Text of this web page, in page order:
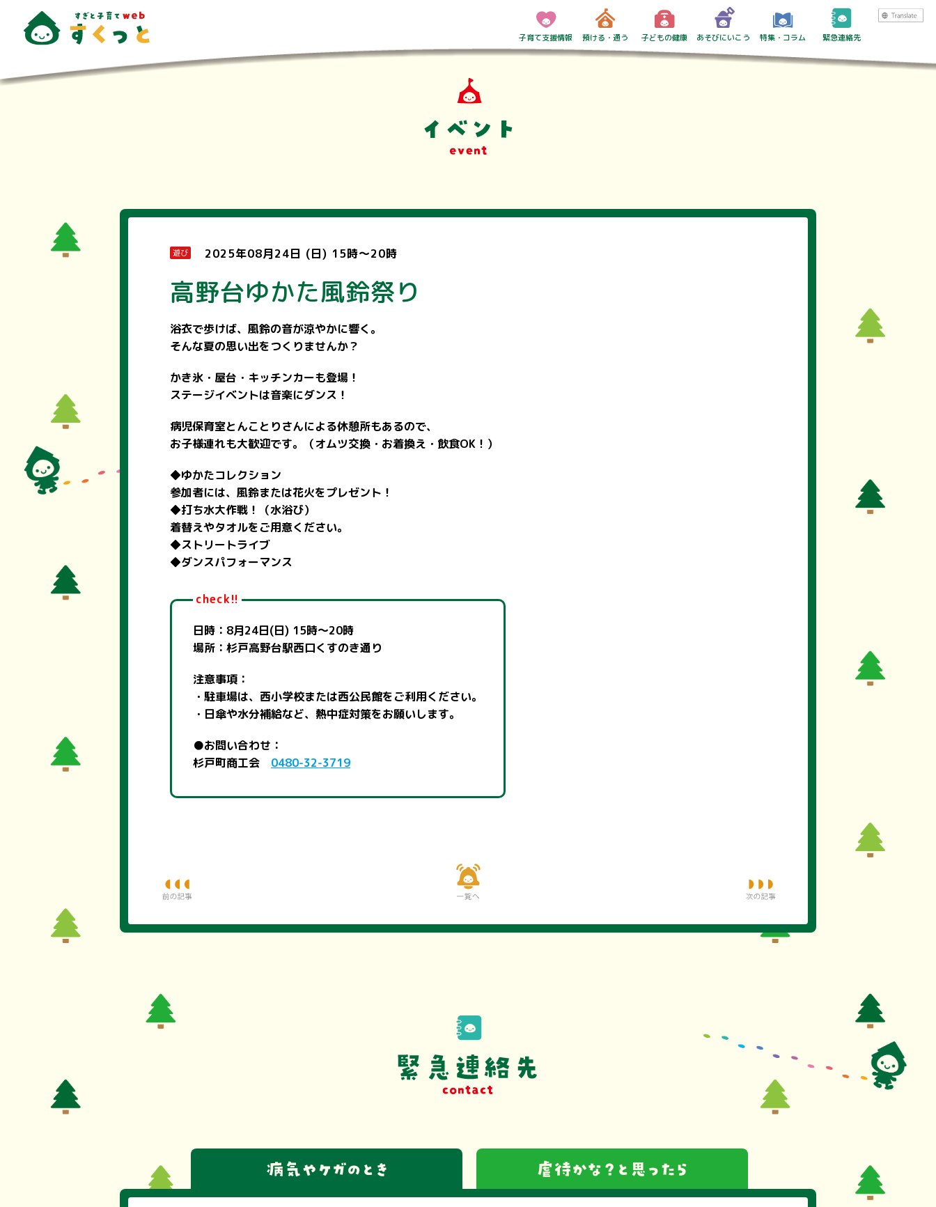
子育て支援情報
子育て支援情報TOP
子育て相談・サポート
不妊・不育症のサポート
妊娠・赤ちゃん誕生
こども医療・児童手当
障がい児童サポート
埼玉県の子育てサポート
お役立ちアイテム
預ける・通う
預ける・通うTOP
幼稚園
保育園
無償化
一時保育
病児保育
小・中学校
入学・転校・就学援助
放課後児童クラブ
子どもの健康
町内の医療機関一覧
予防接種
乳幼児健康診査
オンライン子育て相談
離乳食教室
食事相談
子育ての悩み
医療費の補助
あそびにいこう
あそびにいこうTOP
イベント
イベントレポート
子育て支援センター
遊べる・学べる施設
アグリパーク
公園
スポーツ
特集・コラム
特集
コラム
緊急連絡先
遊び 2025年08月24日 (日) 15時～20時
高野台ゆかた風鈴祭り
浴衣で歩けば、風鈴の音が涼やかに響く。
そんな夏の思い出をつくりませんか？
かき氷・屋台・キッチンカーも登場！
ステージイベントは音楽にダンス！
病児保育室とんことりさんによる休憩所もあるので、
お子様連れも大歓迎です。（オムツ交換・お着換え・飲食OK！）
◆ゆかたコレクション
参加者には、風鈴または花火をプレゼント！
◆打ち水大作戦！（水浴び）
着替えやタオルをご用意ください。
◆ストリートライブ
◆ダンスパフォーマンス
check!!
日時：8月24日(日) 15時～20時
場所：杉戸高野台駅西口くすのき通り
注意事項：
・駐車場は、西小学校または西公民館をご利用ください。
・日傘や水分補給など、熱中症対策をお願いします。
●お問い合わせ：
杉戸町商工会 0480-32-3719